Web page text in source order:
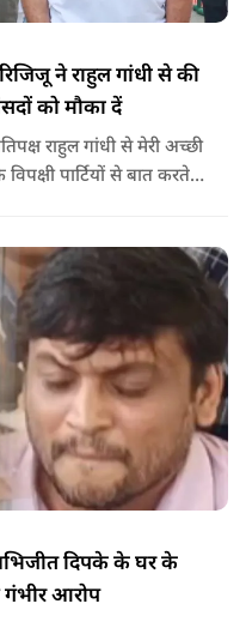
ने राहुल गांधी से की
को मौका दें
राहुल गांधी से मेरी अच्छी
पार्टियों से बात करते
दिपके के घर के
गंभीर आरोप